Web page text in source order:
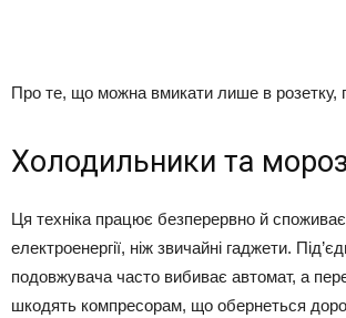
Про те, що можна вмикати лише в розетку,
Холодильники та
Ця техніка працює безперервно й
електроенергії, ніж звичайні гаджети.
подовжувача часто вибиває автомат, а
шкодять компресорам, що обернеться